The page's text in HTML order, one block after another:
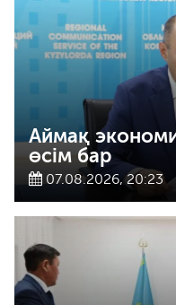
Аймақ
өсім бар
07.08.2026, 20:23